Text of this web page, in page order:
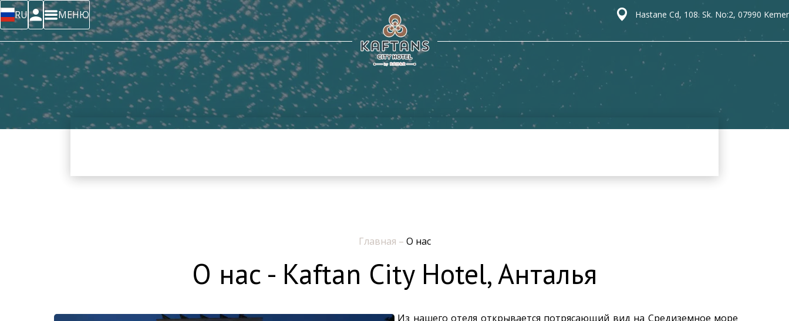
RU МЕНЮ Hastane Cd, 108. Sk. No:2, 07990 Kemer
Главная – О нас
О нас - Kaftan City Hotel, Анталья
Из нашего отеля открывается потрясающий вид на Средиземное море